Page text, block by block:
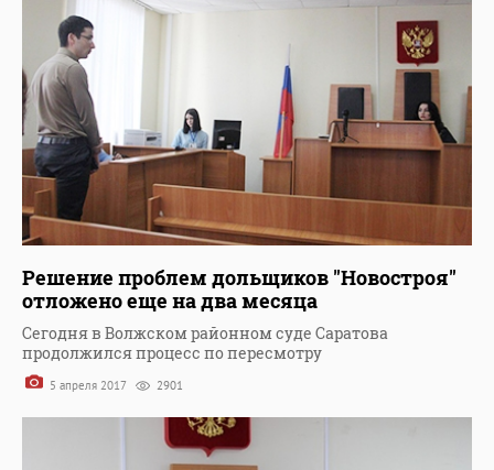
Решение проблем дольщиков "Новостроя"
отложено еще на два месяца
Сегодня в Волжском районном суде Саратова
продолжился процесс по пересмотру
5 апреля 2017 2901